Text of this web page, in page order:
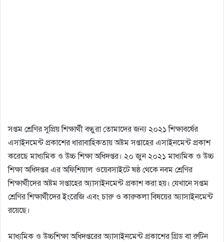
সপ্তম শ্রেণির সুপ্রিয় শিক্ষার্থী বন্ধুরা তোমাদের জন্য ২০২১ শিক্ষাবর্ষের
এসাইনমেন্ট প্রকাশের ধারাবাহিকতায় অষ্টম সপ্তাহের এসাইনমেন্ট প্রকাশ
করেছে মাধ্যমিক ও উচ্চ শিক্ষা অধিদপ্তর। ২০ জুন ২০২১ মাধ্যমিক ও উচ্চ
শিক্ষা অধিদপ্তর এর অফিশিয়াল ওয়েবসাইটে ষষ্ঠ থেকে নবম শ্রেণির
শিক্ষার্থীদের অষ্টম সপ্তাহের অ্যাসাইনমেন্ট প্রকাশ করা হয়। যেখানে সপ্তম
শ্রেণির শিক্ষার্থীদের ইংরেজি এবং চারু ও কারুকলা বিষয়ের অ্যাসাইনমেন্ট
রয়েছে।
মাধ্যমিক ও উচ্চশিক্ষা অধিদপ্তরের অ্যাসাইনমেন্ট প্রকাশের গ্রিড বা রুটিন